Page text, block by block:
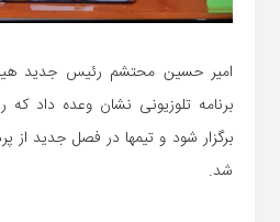
امیر حسین محتشم رئیس جدید
برنامه تلوزیونی نشان وعده داد که
برگزار شود و تیمها در فصل جدید از
شد.